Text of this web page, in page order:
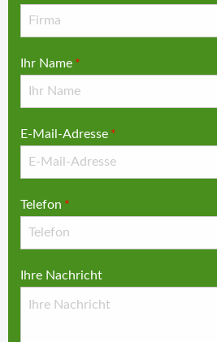
Ihr Name *
E-Mail-Adresse *
Telefon *
Ihre Nachricht